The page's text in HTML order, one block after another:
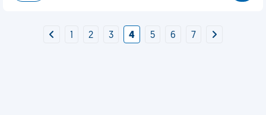
2 3 4 5 6 7